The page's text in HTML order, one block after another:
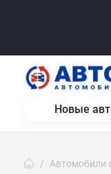
Новые
Автомобили